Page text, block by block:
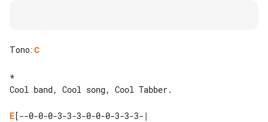
Tono: C
*
Cool band, Cool song, Cool Tabber.
E[--0-0-0-3-3-3-0-0-0-3-3-3-|